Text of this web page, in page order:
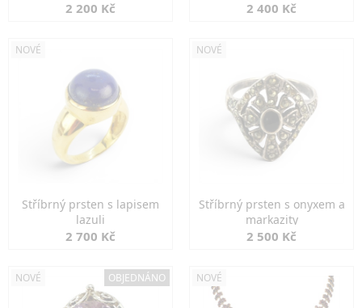
2 200 Kč 2 400 Kč
NOVÉ
Stříbrný prsten s lapisem
lazuli
2 700 Kč
NOVÉ
Stříbrný prsten s onyxem a
markazity
2 500 Kč
NOVÉ OBJEDNÁNO NOVÉ